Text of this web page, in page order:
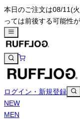
本日のご注文は08/11(
っては前後する可能性
ログイン・新規登録
NEW
MEN